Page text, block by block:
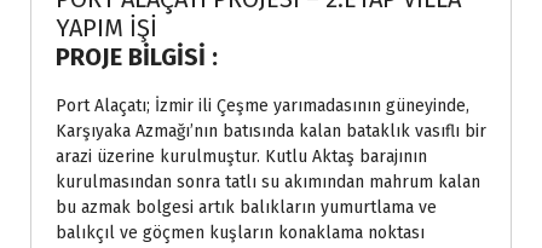
YAPIM İŞİ
PROJE BİLGİSİ :
Port Alaçatı; İzmir ili Çeşme yarımadasının güneyinde,
Karşıyaka Azmağı’nın batısında kalan bataklık vasıflı bir
arazi üzerine kurulmuştur. Kutlu Aktaş barajının
kurulmasından sonra tatlı su akımından mahrum kalan
bu azmak bolgesi artık balıkların yumurtlama ve
balıkçıl ve göçmen kuşların konaklama noktası